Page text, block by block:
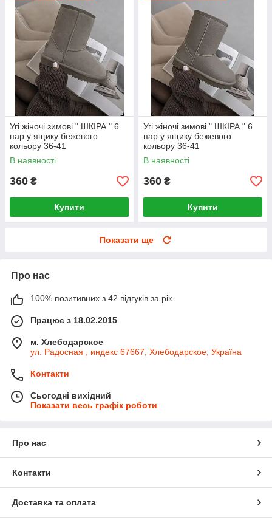
Угі жіночі зимові " ШКІРА " 6
пар у ящику бежевого
кольору 36-41
В наявності
360 ₴
Купити
Угі жіночі зимові " ШКІРА " 6
пар у ящику бежевого
кольору 36-41
В наявності
360 ₴
Купити
Показати ще
Про нас
100% позитивних з 42 відгуків за рік
Працює з 18.02.2015
м. Хлебодарское
ул. Радосная , индекс 67667, Хлебодарское, Україна
Контакти
Сьогодні вихідний
Показати весь графік роботи
Про нас
Контакти
Доставка та оплата